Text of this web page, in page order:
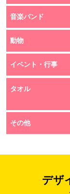
音楽バンド
動物
イベント・行事
タオル
その他
デザ